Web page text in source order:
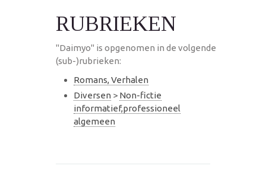
RUBRIEKEN
"Daimyo" is opgenomen in de volgende
(sub-)rubrieken:
Romans, Verhalen
Diversen > Non-fictie
informatief,professioneel
algemeen